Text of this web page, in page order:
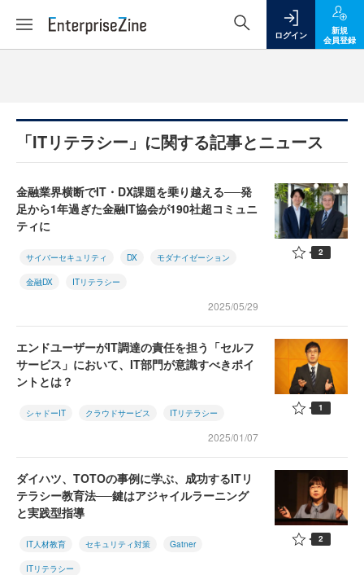
ログイン
新規
会員登録
「ITリテラシー」に関する記事とニュース
金融業界横断でIT・DX課題を乗り越える──発
足から1年過ぎた金融IT協会が190社超コミュニ
ティに
サイバーセキュリティ DX モダナイゼーション
金融DX ITリテラシー
2025/05/29
2
エンドユーザーがIT調達の責任を担う「セルフ
サービス」において、IT部門が意識すべきポイ
ントとは？
シャドーIT クラウドサービス ITリテラシー
2025/01/07
1
ダイハツ、TOTOの事例に学ぶ、成功するITリ
テラシー教育法──鍵はアジャイルラーニング
と実践型指導
IT人材教育 セキュリティ対策 Gatner
ITリテラシー
2